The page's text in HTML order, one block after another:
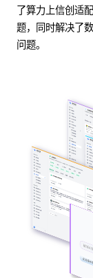
了算力上信创适
题，同时解决了
问题。